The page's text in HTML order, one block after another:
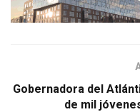
Gobernadora del
de mil